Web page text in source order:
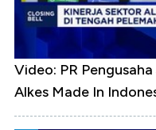
Video: PR
Alkes Made In